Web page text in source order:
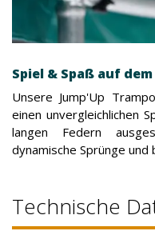
Spiel & Spaß auf
Unsere Jump'Up
einen unvergleichlichen
langen Federn
dynamische Sprünge und
Technische